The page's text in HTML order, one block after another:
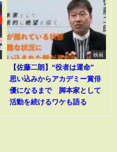
映画
【佐藤二朗】“役者は運命”
思い込みからアカデミー賞俳
優になるまで 脚本家として
活動を続けるワケも語る